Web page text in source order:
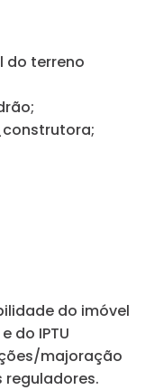
do terreno
do imóvel
do IPTU
majoração